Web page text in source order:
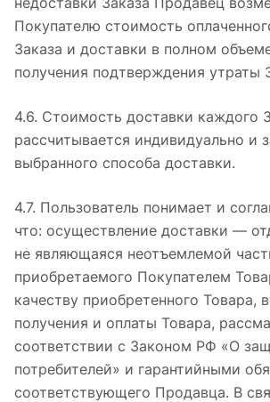
Покупателю стоимость
Заказа и доставки в полном
получения подтверждения утраты
4.6. Стоимость доставки каждого
рассчитывается индивидуально и
выбранного способа доставки.
4.7. Пользователь понимает и
что: осуществление доставки —
не являющаяся неотъемлемой
приобретаемого Покупателем
качеству приобретенного Товара,
получения и оплаты Товара,
соответствии с Законом РФ «О
потребителей» и гарантийными
соответствующего Продавца. В